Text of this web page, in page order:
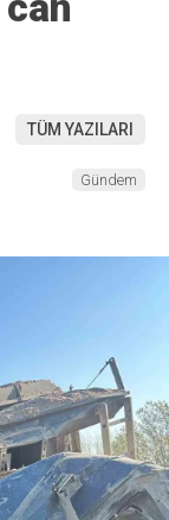
TÜM YAZILARI
Gündem